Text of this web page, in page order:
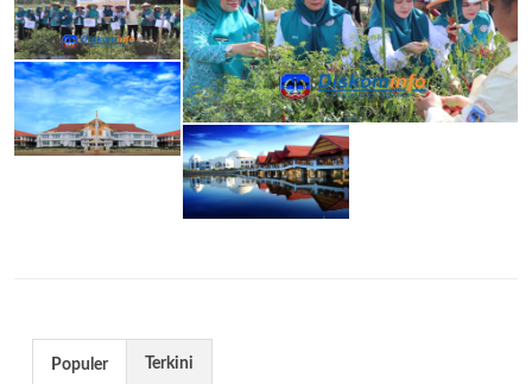
Populer Terkini